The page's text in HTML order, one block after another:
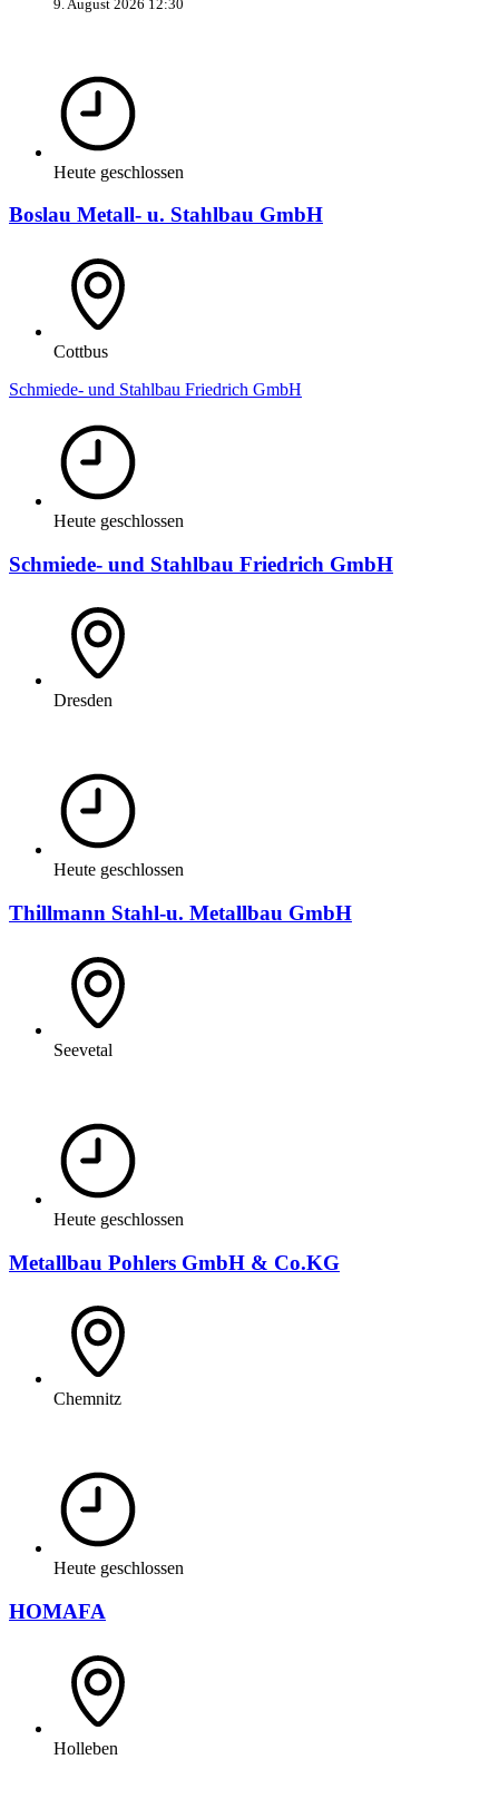
9. August 2026 12:30
Heute geschlossen
Boslau Metall- u. Stahlbau GmbH
Cottbus
Schmiede- und Stahlbau Friedrich GmbH
Heute geschlossen
Schmiede- und Stahlbau Friedrich GmbH
Dresden
Heute geschlossen
Thillmann Stahl-u. Metallbau GmbH
Seevetal
Heute geschlossen
Metallbau Pohlers GmbH & Co.KG
Chemnitz
Heute geschlossen
HOMAFA
Holleben